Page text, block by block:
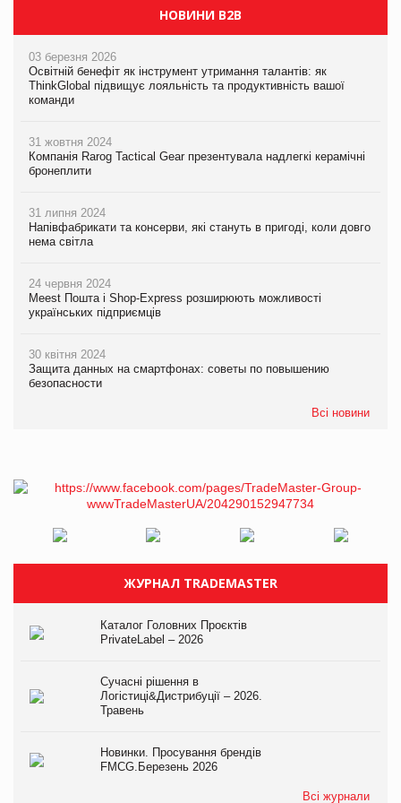
НОВИНИ B2B
03 березня 2026
Освітній бенефіт як інструмент утримання талантів: як
ThinkGlobal підвищує лояльність та продуктивність вашої
команди
31 жовтня 2024
Компанія Rarog Tactical Gear презентувала надлегкі керамічні
бронеплити
31 липня 2024
Напівфабрикати та консерви, які стануть в пригоді, коли довго
нема світла
24 червня 2024
Meest Пошта і Shop-Express розширюють можливості
українських підприємців
30 квітня 2024
Защита данных на смартфонах: советы по повышению
безопасности
Всі новини
ЖУРНАЛ TRADEMASTER
Каталог Головних Проєктів
PrivateLabel – 2026
Сучасні рішення в
Логістиці&Дистрибуції – 2026.
Травень
Новинки. Просування брендів
FMCG.Березень 2026
Всі журнали